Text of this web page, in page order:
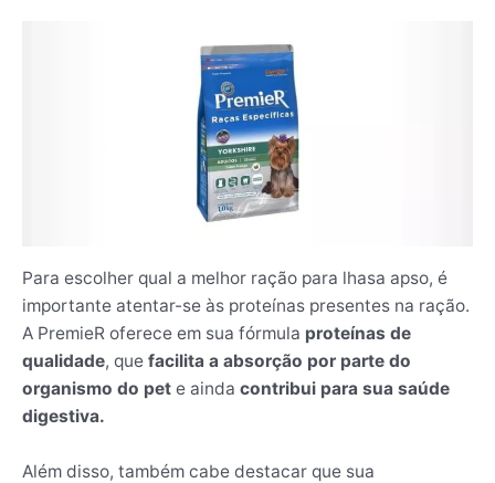
Para escolher qual a melhor ração para lhasa apso, é
importante atentar-se às proteínas presentes na ração.
A PremieR oferece em sua fórmula proteínas de
qualidade, que facilita a absorção por parte do
organismo do pet e ainda contribui para sua saúde
digestiva.
Além disso, também cabe destacar que sua